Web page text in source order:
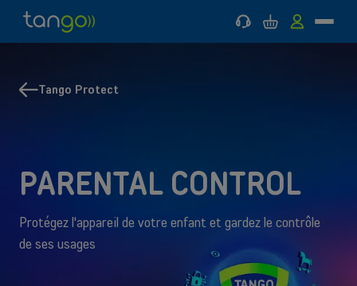
Aller
principal
Aller
principal
SupportPanierMyTangoMenu
MOBILE
Internet & TV
&
TV
INTERNET & TV
Bons plans
Tango Protect
PARENTAL CONTROL
Protégez l'appareil de votre enfant et gardez le contrôle
de ses usages